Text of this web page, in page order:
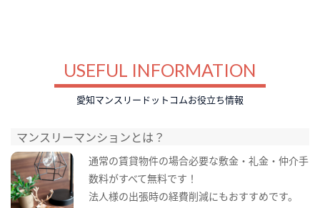
USEFUL INFORMATION
愛知マンスリードットコムお役立ち情報
マンスリーマンションとは？
通常の賃貸物件の場合必要な敷金・礼金・仲介手
数料がすべて無料です！
法人様の出張時の経費削減にもおすすめです。